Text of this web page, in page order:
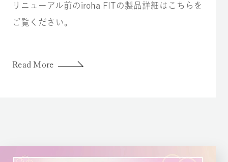
リニューアル前のiroha FITの製品詳細はこちらを
ご覧ください。
Read More